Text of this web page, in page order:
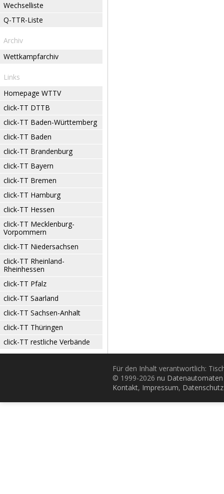
Wechselliste
Q-TTR-Liste
Archiv
Wettkampfarchiv
Links
Homepage WTTV
click-TT DTTB
click-TT Baden-Württemberg
click-TT Baden
click-TT Brandenburg
click-TT Bayern
click-TT Bremen
click-TT Hamburg
click-TT Hessen
click-TT Mecklenburg-
Vorpommern
click-TT Niedersachsen
click-TT Rheinland-
Rheinhessen
click-TT Pfalz
click-TT Saarland
click-TT Sachsen-Anhalt
click-TT Thüringen
click-TT restliche Verbände
Für den Inhalt verantwortlich:
© 1999-2026 nu
Kontakt, Impressum, Datenschutz